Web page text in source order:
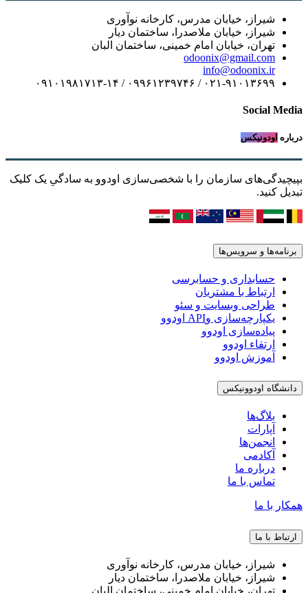
شیراز، خیابان مدرس، کارخانه نوآوری
شیراز، خیابان ملاصدرا، ساختمان دیار
تهران، خیابان امام خمینی، ساختمان البان
odoonix@gmail.com
info@odoonix.ir
۰۲۱-۹۱۰۱۳۶۹۹ / ۰۹۹۶۱۲۳۹۷۴۶ / ۰۹۱۰۱۹۸۱۷۱۳-۱۴
Social Media
درباره اودونیکس
بپیچیدگی‌های سازمان را با شخصی‌سازی اودوو به سادگیِ یک کلیک
تبدیل کنید.
برنامه‌ها و سرویس‌ها
حسابداری و حسابرسی
ارتباط با مشتریان
طراحی وبسایت و سئو
یکپارچه‌سازی وAPI اودوو
پیاده‌سازی اودوو
ارتقاء اودوو
آموزش اودوو
دانشگاه اودوونیکس
بلاگ‌ها
آپارات
انجمن‌ها
آکادمی
درباره ما
تماس با ما
همکار با ما
ارتباط با ما
شیراز، خیابان مدرس، کارخانه نوآوری
شیراز، خیابان ملاصدرا، ساختمان دیار